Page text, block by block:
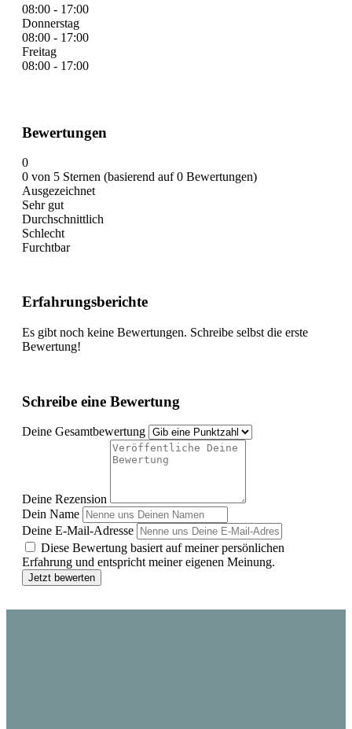
08:00 - 17:00
Donnerstag
08:00 - 17:00
Freitag
08:00 - 17:00
Bewertungen
0
0 von 5 Sternen (basierend auf 0 Bewertungen)
Ausgezeichnet
Sehr gut
Durchschnittlich
Schlecht
Furchtbar
Erfahrungsberichte
Es gibt noch keine Bewertungen. Schreibe selbst die erste
Bewertung!
Schreibe eine Bewertung
Deine Gesamtbewertung
Deine Rezension
Dein Name
Deine E-Mail-Adresse
Diese Bewertung basiert auf meiner persönlichen
Erfahrung und entspricht meiner eigenen Meinung.
Jetzt bewerten